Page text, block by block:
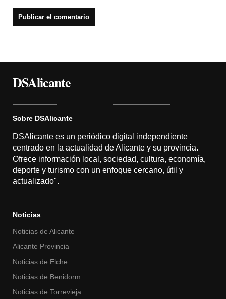
DSAlicante
Sobre DSAlicante
DSAlicante es un periódico digital independiente
centrado en la actualidad de Alicante y su provincia.
Ofrece información local, sociedad, cultura, economía,
deporte y turismo con un enfoque cercano, útil y
actualizado".
Noticias
Noticias de Alicante
Alicante Provincia
Noticias de Elche
Noticias de Benidorm
Noticias de Torrevieja